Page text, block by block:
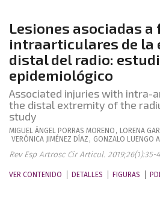
Lesiones asociadas
intraarticulares de la
distal del radio:
epidemiológico
Associated injuries with intra-
the distal extremity of the
study
MIGUEL ÁNGEL PORRAS MORENO , LORENA
VERÓNICA
JIMÉNEZ DÍAZ , GONZALO LUENGO
Rev Esp Artrosc Cir Articul. 2019;26(1):35-
VER CONTENIDO DETALLES FIGURAS